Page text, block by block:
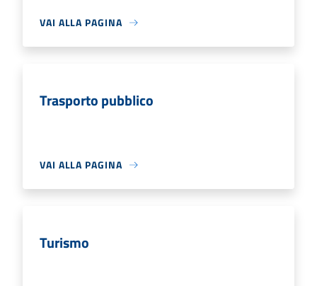
VAI ALLA PAGINA
Trasporto pubblico
VAI ALLA PAGINA
Turismo